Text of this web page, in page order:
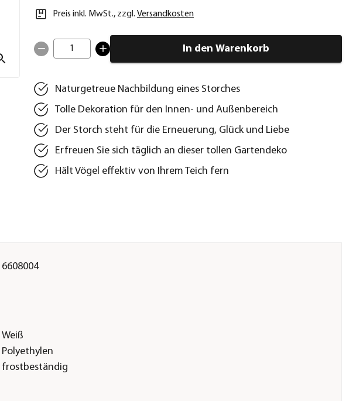
Preis inkl. MwSt., zzgl. Versandkosten
1 In den Warenkorb
Naturgetreue Nachbildung eines Storches
Tolle Dekoration für den Innen- und Außenbereich
Der Storch steht für die Erneuerung, Glück und Liebe
Erfreuen Sie sich täglich an dieser tollen Gartendeko
Hält Vögel effektiv von Ihrem Teich fern
6608004
Weiß
Polyethylen
frostbeständig